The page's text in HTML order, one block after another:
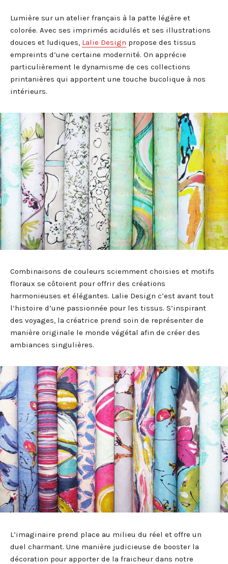
Lumière sur un atelier français à la patte légère et
colorée. Avec ses imprimés acidulés et ses illustrations
douces et ludiques, Lalie Design propose des tissus
empreints d’une certaine modernité. On apprécie
particulièrement le dynamisme de ces collections
printanières qui apportent une touche bucolique à nos
intérieurs.
Combinaisons de couleurs sciemment choisies et motifs
floraux se côtoient pour offrir des créations
harmonieuses et élégantes. Lalie Design c’est avant tout
l’histoire d’une passionnée pour les tissus. S’inspirant
des voyages, la créatrice prend soin de représenter de
manière originale le monde végétal afin de créer des
ambiances singulières.
L’imaginaire prend place au milieu du réel et offre un
duel charmant. Une manière judicieuse de booster la
décoration pour apporter de la fraicheur dans notre